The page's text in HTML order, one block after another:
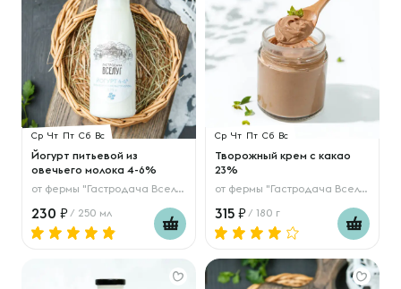
Ср Чт Пт Сб Вс
Йогурт питьевой из
овечьего молока 4-6%
от фермы "Гастродача Вселуг"
230 / 250 мл
Ср Чт Пт Сб Вс
Творожный крем с какао
23%
от фермы "Гастродача Вселуг"
315 / 180 г